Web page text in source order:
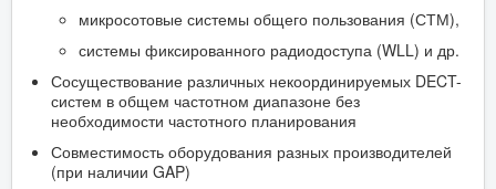
микросотовые системы общего пользования (СТМ),
системы фиксированного радиодоступа (WLL) и др.
Сосуществование различных некоординируемых DECT-
систем в общем частотном диапазоне без
необходимости частотного планирования
Совместимость оборудования разных производителей
(при наличии GAP)